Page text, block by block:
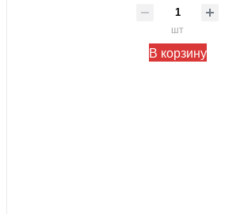
шт
В корзину